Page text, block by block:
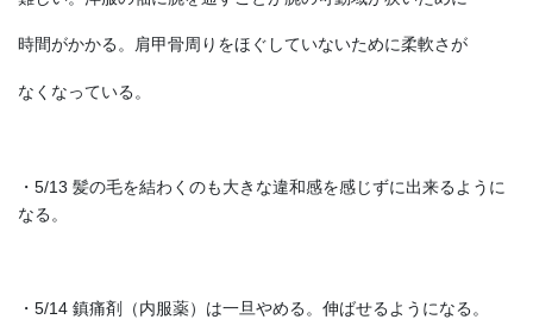
時間がかかる。肩甲骨周りをほぐしていないために柔軟さが
なくなっている。
・5/13 髪の毛を結わくのも大きな違和感を感じずに出来るように
なる。
・5/14 鎮痛剤（内服薬）は一旦やめる。伸ばせるようになる。